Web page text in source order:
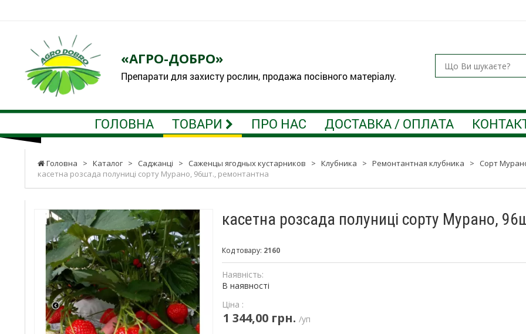
«АГРО-ДОБРО»
Препарати для захисту рослин, продажа посівного матеріалу.
ГОЛОВНА ТОВАРИ ПРО НАС ДОСТАВКА / ОПЛАТА
Головна > Каталог > Саджанці > Саженцы ягодных кустарников > Клубника > Ремонтантная клубника >
Сорт
касетна розсада полуниці сорту Мурано, 96шт., ремонтантна
касетна розсада полуниці сорту Мурано,
Код товару: 2160
Наявність:
В наявності
Ціна :
1 344,00 грн. /уп